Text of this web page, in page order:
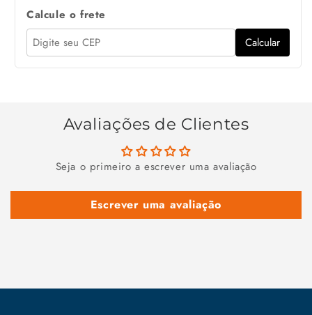
Calcule o frete
Calcular
Avaliações de Clientes
Seja o primeiro a escrever uma avaliação
Escrever uma avaliação